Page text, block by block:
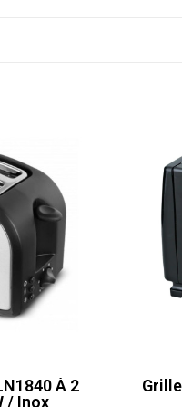
À 2
/ Inox